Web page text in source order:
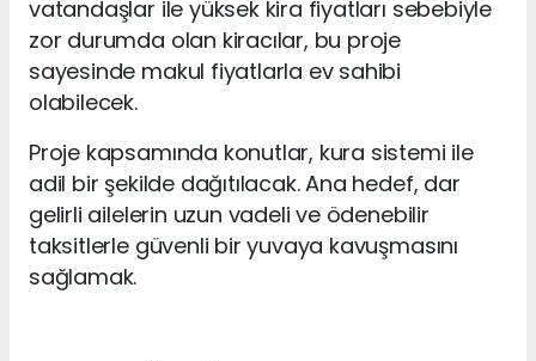
vatandaşlar ile yüksek kira fiyatları sebebiyle
zor durumda olan kiracılar, bu proje
sayesinde makul fiyatlarla ev sahibi
olabilecek.
Proje kapsamında konutlar, kura sistemi ile
adil bir şekilde dağıtılacak. Ana hedef, dar
gelirli ailelerin uzun vadeli ve ödenebilir
taksitlerle güvenli bir yuvaya kavuşmasını
sağlamak.